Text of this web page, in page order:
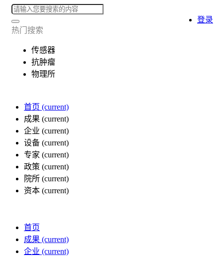
热门搜索
传感器
抗肿瘤
物理所
首页 (current)
成果 (current)
企业 (current)
设备 (current)
专家 (current)
政策 (current)
院所 (current)
资本 (current)
登录
首页
成果 (current)
企业 (current)